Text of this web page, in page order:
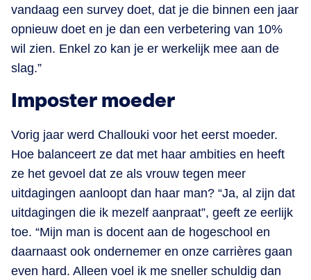
vandaag een survey doet, dat je die binnen een jaar
opnieuw doet en je dan een verbetering van 10%
wil zien. Enkel zo kan je er werkelijk mee aan de
slag.”
Imposter moeder
Vorig jaar werd Challouki voor het eerst moeder.
Hoe balanceert ze dat met haar ambities en heeft
ze het gevoel dat ze als vrouw tegen meer
uitdagingen aanloopt dan haar man? “Ja, al zijn dat
uitdagingen die ik mezelf aanpraat”, geeft ze eerlijk
toe. “Mijn man is docent aan de hogeschool en
daarnaast ook ondernemer en onze carrières gaan
even hard. Alleen voel ik me sneller schuldig dan